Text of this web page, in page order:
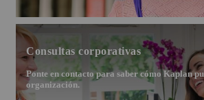
Consultas corporativas
Ponte en contacto para saber cómo Kaplan
organización.